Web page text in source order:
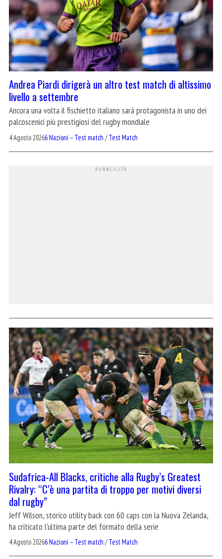
Andrea Piardi dirigerà un altro test match di altissimo
livello a settembre
Ancora una volta il fischietto italiano sarà protagonista in uno dei
palcoscenici più prestigiosi del rugby mondiale
4 Agosto 20266 Nazioni – Test match /Test Match
Sudafrica-All Blacks, critiche alla Rugby’s Greatest
Rivalry: “C’è una partita di troppo per motivi diversi
dal rugby”
Jeff Wilson, storico utility back con 60 caps con la Nuova Zelanda,
ha criticato l'ultima parte del formato della serie
4 Agosto 20266 Nazioni – Test match /Test Match